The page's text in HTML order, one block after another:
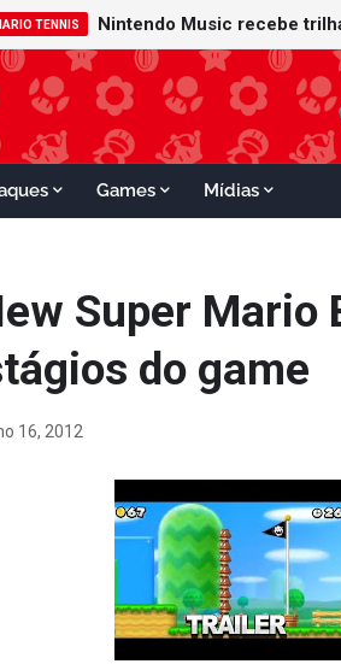
TENNIS
Games Mídias
Super Mario
do game
16, 2012